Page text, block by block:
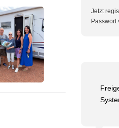
Jetzt
Passwort